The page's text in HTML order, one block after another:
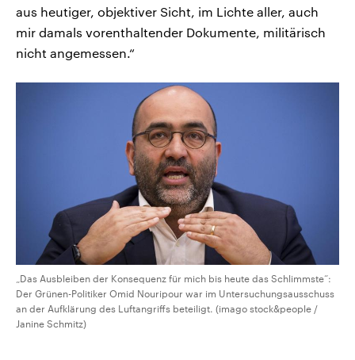
aus heutiger, objektiver Sicht, im Lichte aller, auch
mir damals vorenthaltender Dokumente, militärisch
nicht angemessen.“
„Das Ausbleiben der Konsequenz für mich bis heute das Schlimmste“:
Der Grünen-Politiker Omid Nouripour war im Untersuchungsausschuss
an der Aufklärung des Luftangriffs beteiligt. (imago stock&people /
Janine Schmitz)